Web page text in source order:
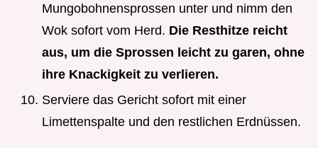
Mungobohnensprossen unter und nimm den
Wok sofort vom Herd. Die Resthitze reicht
aus, um die Sprossen leicht zu garen, ohne
ihre Knackigkeit zu verlieren.
Serviere das Gericht sofort mit einer
Limettenspalte und den restlichen Erdnüssen.